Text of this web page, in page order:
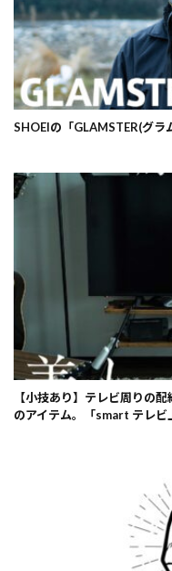
SHOEIの「GLAMSTER(グラ
【小技あり】テレビ周りの
のアイテム。「smart テレビ